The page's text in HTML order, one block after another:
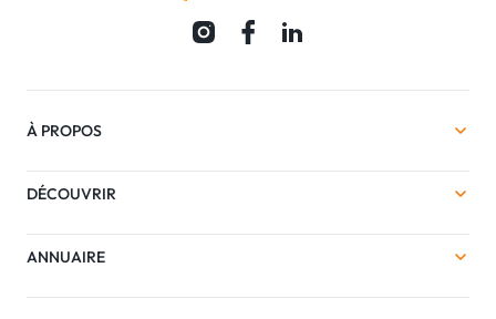
À PROPOS
DÉCOUVRIR
ANNUAIRE